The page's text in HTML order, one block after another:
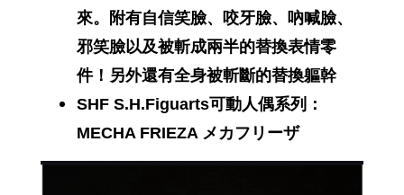
來。附有自信笑臉、咬牙臉、吶喊臉、
邪笑臉以及被斬成兩半的替換表情零
件！另外還有全身被斬斷的替換軀幹
SHF S.H.Figuarts可動人偶系列：
MECHA FRIEZA メカフリーザ